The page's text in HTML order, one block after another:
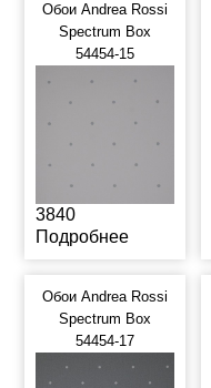
Обои Andrea Rossi
Spectrum Box
54454-15
3840
Подробнее
Обои Andrea Rossi
Spectrum Box
54454-17